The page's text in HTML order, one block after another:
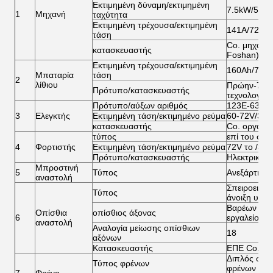
1 Μηχανή
Εκτιμημένη δύναμη/εκτιμημένη
ταχύτητα
7.5kW/
Εκτιμημένη τρέχουσα/εκτιμημένη
τάση
141A/72V
κατασκευαστής
Co.
Foshan),
2
Μπαταρία
λίθιου
Εκτιμημένη τρέχουσα/εκτιμημένη
τάση
160Ah/72V
Πρότυπο/κατασκευαστής
Πρώην-
3 Ελεγκτής
Πρότυπο/αύξων αριθμός
123E-
Εκτιμημένη τάση/εκτιμημένο ρεύμα60-72V/
κατασκευαστής
Co.
4 Φορτιστής
τύπος
επί του
Εκτιμημένη τάση/εκτιμημένο ρεύμα72V το /30A
Πρότυπο/κατασκευαστής
Ηλεκτρική
5
Μπροστινή
αναστολή
Τύπος
6
Οπίσθια
αναστολή
Τύπος
άνοιξη
οπίσθιος άξονας
Βαρέων
εργαλείο
Αναλογία μείωσης οπίσθιων
αξόνων
18
Κατασκευαστής
ΕΠΕ Co.
Τύπος φρένων
Διπλός
φρένων